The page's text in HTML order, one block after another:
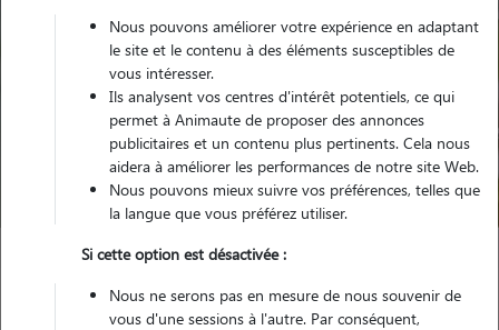
Pour quel animal ?
Trouver mon Pet Sitter
Le Havre
Nous pouvons améliorer votre expérience en adaptant
le site et le contenu à des éléments susceptibles de
vous intéresser.
Ils analysent vos centres d'intérêt potentiels, ce qui
permet à Animaute de proposer des annonces
publicitaires et un contenu plus pertinents. Cela nous
aidera à améliorer les performances de notre site Web.
Nous pouvons mieux suivre vos préférences, telles que
la langue que vous préférez utiliser.
Si cette option est désactivée :
Nous ne serons pas en mesure de nous souvenir de
vous d'une sessions à l'autre. Par conséquent,